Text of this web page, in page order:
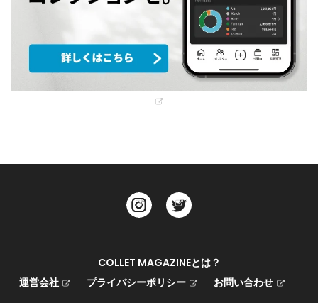
COLLET MAGAZINEとは？
運営会社
プライバシーポリシー お問い合わせ